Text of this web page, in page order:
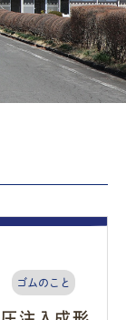
ゴムのこと